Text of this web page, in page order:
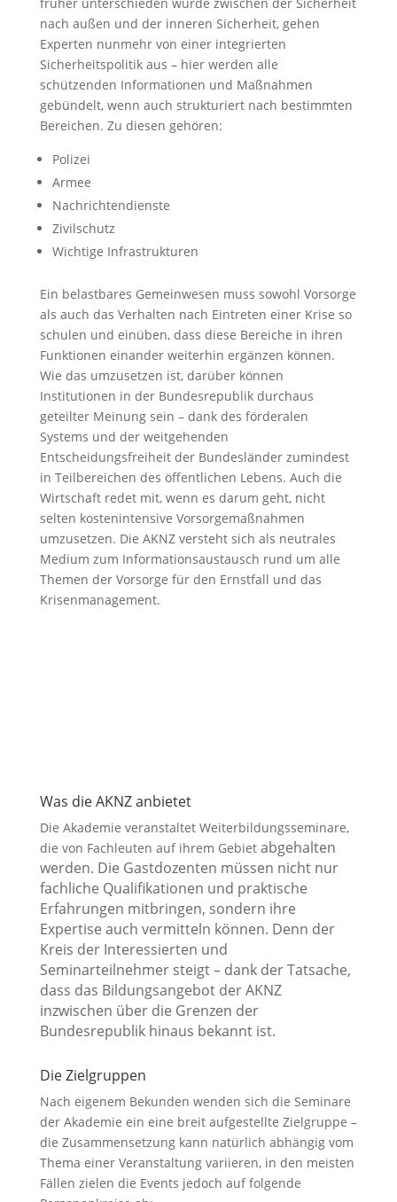
früher unterschieden wurde zwischen der Sicherheit
nach außen und der inneren Sicherheit, gehen
Experten nunmehr von einer integrierten
Sicherheitspolitik aus – hier werden alle
schützenden Informationen und Maßnahmen
gebündelt, wenn auch strukturiert nach bestimmten
Bereichen. Zu diesen gehören:
Polizei
Armee
Nachrichtendienste
Zivilschutz
Wichtige Infrastrukturen
Ein belastbares Gemeinwesen muss sowohl Vorsorge
als auch das Verhalten nach Eintreten einer Krise so
schulen und einüben, dass diese Bereiche in ihren
Funktionen einander weiterhin ergänzen können.
Wie das umzusetzen ist, darüber können
Institutionen in der Bundesrepublik durchaus
geteilter Meinung sein – dank des förderalen
Systems und der weitgehenden
Entscheidungsfreiheit der Bundesländer zumindest
in Teilbereichen des öffentlichen Lebens. Auch die
Wirtschaft redet mit, wenn es darum geht, nicht
selten kostenintensive Vorsorgemaßnahmen
umzusetzen. Die AKNZ versteht sich als neutrales
Medium zum Informationsaustausch rund um alle
Themen der Vorsorge für den Ernstfall und das
Krisenmanagement.
Was die AKNZ anbietet
Die Akademie veranstaltet Weiterbildungsseminare,
die von Fachleuten auf ihrem Gebiet abgehalten
werden. Die Gastdozenten müssen nicht nur
fachliche Qualifikationen und praktische
Erfahrungen mitbringen, sondern ihre
Expertise auch vermitteln können. Denn der
Kreis der Interessierten und
Seminarteilnehmer steigt – dank der Tatsache,
dass das Bildungsangebot der AKNZ
inzwischen über die Grenzen der
Bundesrepublik hinaus bekannt ist.
Die Zielgruppen
Nach eigenem Bekunden wenden sich die Seminare
der Akademie ein eine breit aufgestellte Zielgruppe –
die Zusammensetzung kann natürlich abhängig vom
Thema einer Veranstaltung variieren, in den meisten
Fällen zielen die Events jedoch auf folgende